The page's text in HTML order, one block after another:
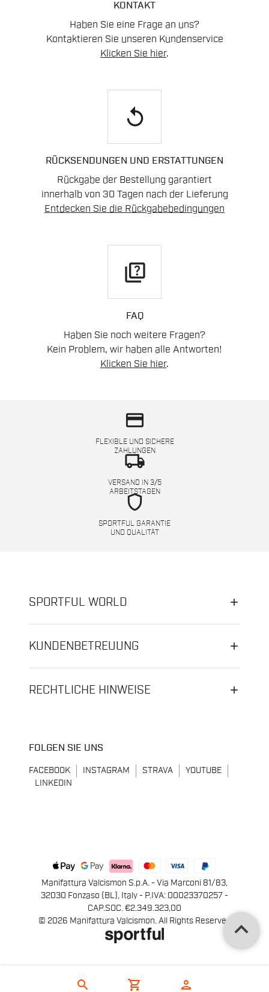
search shopping_cart person
KONTAKT
Haben Sie eine Frage an uns?
Kontaktieren Sie unseren Kundenservice
Klicken Sie hier.
replay
RÜCKSENDUNGEN UND ERSTATTUNGEN
Rückgabe der Bestellung garantiert
innerhalb von 30 Tagen nach der Lieferung
Entdecken Sie die Rückgabebedingungen
quiz
FAQ
Haben Sie noch weitere Fragen?
Kein Problem, wir haben alle Antworten!
Klicken Sie hier.
credit_card
FLEXIBLE UND SICHERE
ZAHLUNGEN
local_shipping
VERSAND IN 3/5
ARBEITSTAGEN
shield
SPORTFUL GARANTIE
UND QUALITÄT
SPORTFUL WORLD
KUNDENBETREUUNG
RECHTLICHE HINWEISE
FOLGEN SIE UNS
FACEBOOK INSTAGRAM STRAVA
YOUTUBE
LINKEDIN
Manifattura Valcismon S.p.A. - Via Marconi 81/83,
32030 Fonzaso (BL), Italy - P.IVA: 00023370257 -
CAP.SOC. €2.349.323,00
© 2026 Manifattura Valcismon. All Rights Reserved
keyboard_arrow_up